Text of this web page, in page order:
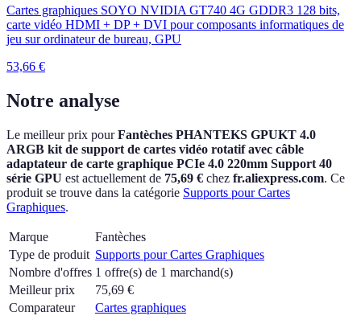
Cartes graphiques SOYO NVIDIA GT740 4G GDDR3 128 bits,
carte vidéo HDMI + DP + DVI pour composants informatiques de
jeu sur ordinateur de bureau, GPU
53,66 €
Notre analyse
Le meilleur prix pourFantèches PHANTEKS GPUKT 4.0
ARGB kit de support de cartes vidéo rotatif avec câble
adaptateur de carte graphique PCIe 4.0 220mm Support 40
série GPU est actuellement de 75,69 € chez fr.aliexpress.com. Ce
produit se trouve dans la catégorie Supports pour Cartes
Graphiques.
Marque
Fantèches
Type de produit Supports pour Cartes Graphiques
Nombre d'offres 1 offre(s) de 1 marchand(s)
Meilleur prix
75,69 €
Comparateur
Cartes graphiques